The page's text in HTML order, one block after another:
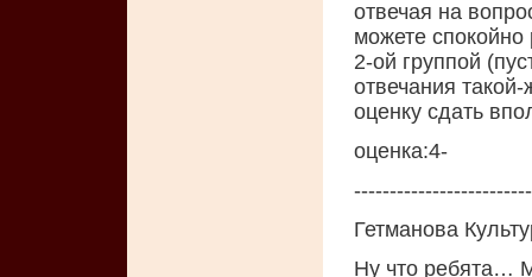
отвечая на
можете спокойно
2-ой группой
отвечания
оценку сдать
оценка:4-
Гетманова
Ну что ребята…